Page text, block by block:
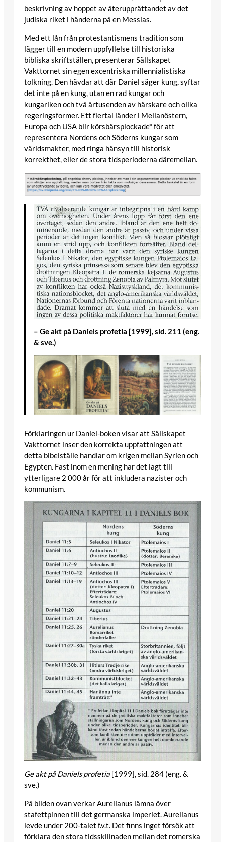
beskrivning av hoppet av återupprättandet av det
judiska riket i händerna på en Messias.
Med ett lån från protestantismens tradition som
lägger till en modern uppfyllelse till historiska
bibliska skriftställen, presenterar Sällskapet
Vakttornet sin egen excentriska millennialistiska
tolkning. Den hävdar att där Daniel säger kung, syftar
det inte på en kung, utan en rad kungar och
kungariken och två årtusenden av härskare och olika
regeringsformer. Ett flertal länder i Mellanöstern,
Europa och USA blir körsbärsplockade* för att
representera Nordens och Söderns kungar som
världsmakter, med ringa hänsyn till historisk
korrekthet, eller de stora tidsperioderna däremellan.
– Ge akt på Daniels profetia [1999], sid. 211 (eng.
& sve.)
Förklaringen ur Daniel-boken visar att Sällskapet
Vakttornet inser den korrekta uppfattningen att
detta bibelställe handlar om krigen mellan Syrien och
Egypten. Fast inom en mening har det lagt till
ytterligare 2 000 år för att inkludera nazister och
kommunism.
Ge akt på Daniels profetia [1999], sid. 284 (eng. &
sve.)
På bilden ovan verkar Aurelianus lämna över
stafettpinnen till det germanska imperiet. Aurelianus
levde under 200-talet f.v.t. Det finns inget försök att
förklara den stora tidsskillnaden mellan det romerska